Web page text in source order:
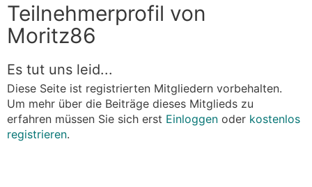
Teilnehmerprofil von
Moritz86
Es tut uns leid...
Diese Seite ist registrierten Mitgliedern vorbehalten.
Um mehr über die Beiträge dieses Mitglieds zu
erfahren müssen Sie sich erst Einloggen oder kostenlos
registrieren.